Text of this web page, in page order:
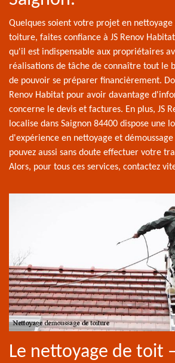
Quelques soient votre projet en nettoyage
toiture, faites confiance à JS Renov
qu'il est indispensable aux propriétaires
réalisations de tâche de connaître tout le
de pouvoir se préparer financièrement.
Renov Habitat pour avoir davantage
concerne le devis et factures. En plus, JS
localise dans Saignon 84400 dispose une
d'expérience en nettoyage et
pouvez aussi sans doute effectuer votre
Alors, pour tous ces services, contactez
Le nettoyage de toit